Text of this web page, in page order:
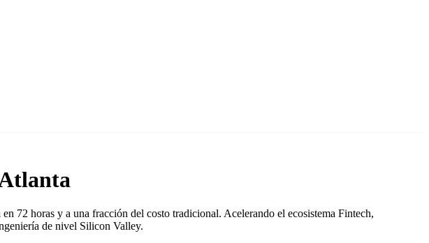
72 horas y a una fracción del costo tradicional. Acelerando el ecosistema Fintech,
de nivel Silicon Valley.